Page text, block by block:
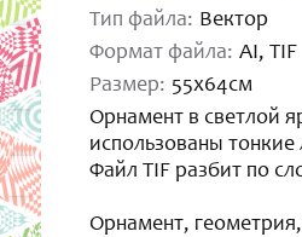
Тип файла: Вектор
Формат файла: AI, TIF
Размер: 55х64см
Орнамент в светлой
использованы
Файл TIF разбит по
Орнамент, геометрия,